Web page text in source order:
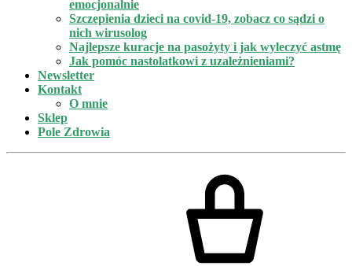
emocjonalnie
Szczepienia dzieci na covid-19, zobacz co sądzi o
nich wirusolog
Najlepsze kuracje na pasożyty i jak wyleczyć astmę
Jak pomóc nastolatkowi z uzależnieniami?
Newsletter
Kontakt
O mnie
Sklep
Pole Zdrowia